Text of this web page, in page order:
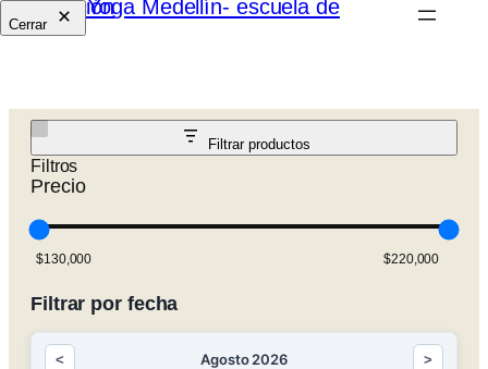
Filtrar productos
Cerrar
Filtros
Precio
Filtrar por fecha
< Agosto 2026 >